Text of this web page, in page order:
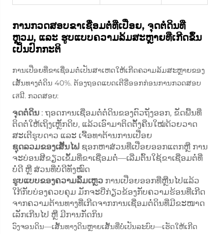
ການກວດສອບຂາເຊື່ອມຕໍ່ທີ່ເປື່ອຍ, ຈຸດຕໍ່ດິນທີ່
ຫຼວມ, ແລະ ຮູບແບບຄວາມລ້ມສະຫຼາຍທີ່ເກີດຂຶ້ນ
ເປັນປົກກະຕິ
ການເປື່ອຍທີ່ຂາເຊື່ອມຕໍ່ເປັນສາເຫດໃຫ້ເກີດຄວາມລ້ມສະຫຼາຍຂອງ
ເສັ້ນທາງຕໍ່ດິນ 40%. ຕ້ອງຖອດແບດເຕີຣີ່ອອກກ່ອນການກວດສອບ
ເสมີ. ກວດສອບ:
ຈຸດຕໍ່ດິນ : ຖອດການເຊື່ອມຕໍ່ຕໍ່ດິນຂອງຕົວຖັງອອກ, ຂັດພື້ນທີ່
ຕິດຕໍ່ໃຫ້ເຖິງເຫຼັກດິບ, ແລ້ວເອົາມາຕິດຕັ້ງຄືນໃໝ່ດ້ວຍວາດ
ສະເຕີຮູບດາວ ແລະ ເຈື້ອທາຕ້ານການເປື່ອຍ
ຊຸດລວມຂອງເສັ້ນໄຟ ຊອກຫາສ່ວນທີ່ເປື່ອຍອອກແຕກຫຼື ການ
ຈະບ່ອນສີຂຽວເຂັ້ມທີ່ຂາເຊື່ອມຕໍ່—ເລີ່ມຕົ້ນໃຊ້ຂາເຊື່ອມຕໍ່ທີ່
ບໍ່ດີ ຫຼື ສ່ວນທີ່ບໍ່ດີທັງໝົດ
ຮູບແບບຂອງຄວາມລົ້ມເຫຼວ ການເປື່ອຍອອກທີ່ຫຼືນໄປແລ້ວ
ໃກ້ກັບບ່ອງຄວບຄຸມ ມັກຈະບີ່ກ່ຽວຂ້ອງກັບຄວາມຮ້ອນທີ່ເກີດ
ຈາກຄວາມຕ້ານທາງທີ່ເກີດຈາກການເຊື່ອມຕໍ່ດິນທີ່ມີຂະໜາດ
ເລັກເກີນໄປ ຫຼື ມີການກັດກິນ
ວົງຈອນດິນ—ເສັ້ນທາງດິນຫຼາຍເສັ້ນທີ່ບໍ່ເປັນລະບົບ—ເຮັດໃຫ້ເກີດ